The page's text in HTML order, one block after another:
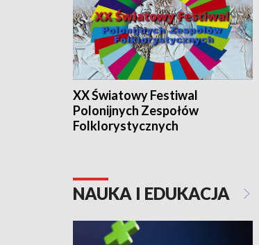
XX Światowy Festiwal
Polonijnych Zespołów
Folklorystycznych
NAUKA I EDUKACJA